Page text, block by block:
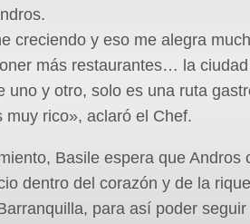
creciendo y eso me alegra
más restaurantes… la
uno y otro, solo es una ruta
muy rico», aclaró el Chef.
Basile espera que Andros
dentro del corazón y de la
para así poder